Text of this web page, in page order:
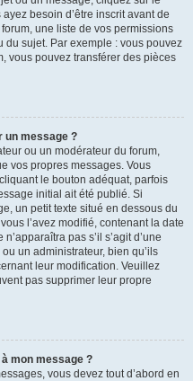
besoin d’être inscrit avant de
une liste de vos permissions
du sujet. Par exemple : vous pouvez
vous pouvez transférer des pièces
un message ?
ou un modérateur du forum,
vos propres messages. Vous
le bouton adéquat, parfois
initial ait été publié. Si
un petit texte situé en dessous du
l’avez modifié, contenant la date
pas s’il s’agit d’une
un administrateur, bien qu’ils
leur modification. Veuillez
pas supprimer leur propre
mon message ?
vous devez tout d’abord en